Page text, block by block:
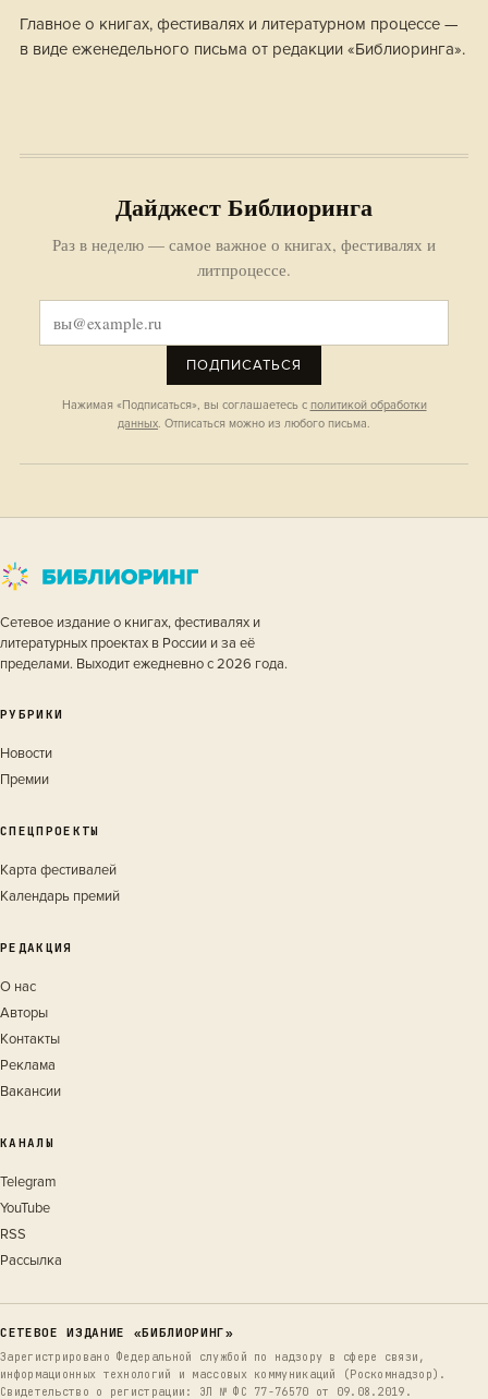
Главное о книгах, фестивалях и литературном процессе —
в виде еженедельного письма от редакции «Библиоринга».
Дайджест Библиоринга
Раз в неделю — самое важное о книгах, фестивалях и
литпроцессе.
ПОДПИСАТЬСЯ
Нажимая «Подписаться», вы соглашаетесь с политикой обработки
данных. Отписаться можно из любого письма.
Сетевое издание о книгах, фестивалях и
литературных проектах в России и за её
пределами. Выходит ежедневно с 2026 года.
РУБРИКИ
Новости
Премии
СПЕЦПРОЕКТЫ
Карта фестивалей
Календарь премий
РЕДАКЦИЯ
О нас
Авторы
Контакты
Реклама
Вакансии
КАНАЛЫ
Telegram
YouTube
RSS
Рассылка
СЕТЕВОЕ ИЗДАНИЕ «БИБЛИОРИНГ»
Зарегистрировано Федеральной службой по надзору в сфере связи,
информационных технологий и массовых коммуникаций (Роскомнадзор).
Свидетельство о регистрации: ЭЛ № ФС 77-76570 от 09.08.2019.